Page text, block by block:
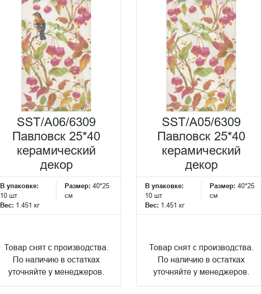
SST/A06/6309
Павловск 25*40
керамический
декор
В упаковке:
10 шт
Размер: 40*25
см
Вес: 1.451 кг
Товар снят с производства.
По наличию в остатках
уточняйте у менеджеров.
SST/A05/6309
Павловск 25*40
керамический
декор
В упаковке:
10 шт
Размер: 40*25
см
Вес: 1.451 кг
Товар снят с производства.
По наличию в остатках
уточняйте у менеджеров.